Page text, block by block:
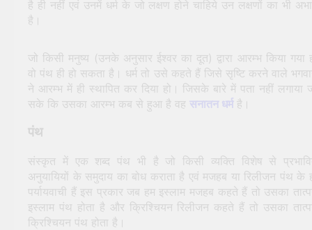
है ही नहीं एवं उनमें धर्म के जो लक्षण होने चाहिये उन लक्षणों का भी
है।
जो किसी मनुष्य (उनके अनुसार ईश्वर का दूत) द्वारा आरम्भ किया गया
वो पंथ ही हो सकता है। धर्म तो उसे कहते हैं जिसे सृष्टि करने वाले
ने आरम्भ में ही स्थापित कर दिया हो। जिसके बारे में पता नहीं लगाया
सके कि उसका आरम्भ कब से हुआ है वह सनातन धर्महै।
पंथ
संस्कृत में एक शब्द पंथ भी है जो किसी व्यक्ति विशेष से
अनुयायियों के समुदाय का बोध कराता है एवं मजहब या रिलीजन पंथ के
पर्यायवाची हैं इस प्रकार जब हम इस्लाम मजहब कहते हैं तो उसका
इस्लाम पंथ होता है और क्रिश्चियन रिलीजन कहते हैं तो उसका
क्रिश्चियन पंथ होता है।